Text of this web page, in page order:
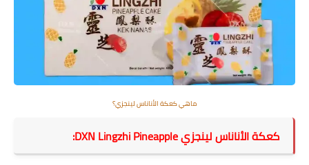
ماهي ‪كعكة الأناناس لينجزي؟
كعكة الأناناس لينجزي DXN Lingzhi Pineapple: